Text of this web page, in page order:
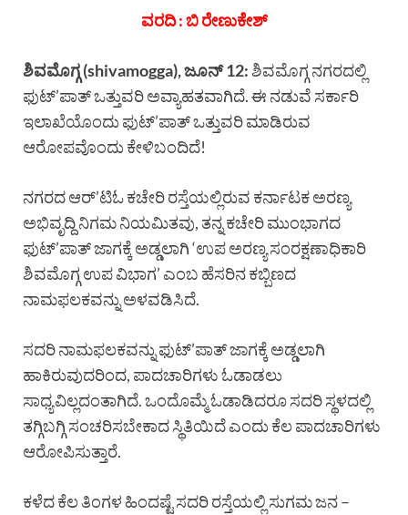
ವರದಿ : ಬಿ ರೇಣುಕೇಶ್
ಶಿವಮೊಗ್ಗ (shivamogga), ಜೂನ್ 12:ಶಿವಮೊಗ್ಗ ನಗರದಲ್ಲಿ
ಫುಟ್’ಪಾತ್ ಒತ್ತುವರಿ ಅವ್ಯಾಹತವಾಗಿದೆ. ಈ ನಡುವೆ ಸರ್ಕಾರಿ
ಇಲಾಖೆಯೊಂದು ಫುಟ್’ಪಾತ್ ಒತ್ತುವರಿ ಮಾಡಿರುವ
ಆರೋಪವೊಂದು ಕೇಳಿಬಂದಿದೆ!
ನಗರದ ಆರ್’ಟಿಓ ಕಚೇರಿ ರಸ್ತೆಯಲ್ಲಿರುವ ಕರ್ನಾಟಕ ಅರಣ್ಯ
ಅಭಿವೃದ್ದಿ ನಿಗಮ ನಿಯಮಿತವು, ತನ್ನ ಕಚೇರಿ ಮುಂಭಾಗದ
ಫುಟ್’ಪಾತ್ ಜಾಗಕ್ಕೆ ಅಡ್ಡಲಾಗಿ ‘ಉಪ ಅರಣ್ಯ ಸಂರಕ್ಷಣಾಧಿಕಾರಿ
ಶಿವಮೊಗ್ಗ ಉಪ ವಿಭಾಗ’ ಎಂಬ ಹೆಸರಿನ ಕಬ್ಬಿಣದ
ನಾಮಫಲಕವನ್ನು ಅಳವಡಿಸಿದೆ.
ಸದರಿ ನಾಮಫಲಕವನ್ನು ಫುಟ್’ಪಾತ್ ಜಾಗಕ್ಕೆ ಅಡ್ಡಲಾಗಿ
ಹಾಕಿರುವುದರಿಂದ, ಪಾದಚಾರಿಗಳು ಓಡಾಡಲು
ಸಾಧ್ಯವಿಲ್ಲದಂತಾಗಿದೆ. ಒಂದೊಮ್ಮೆ ಓಡಾಡಿದರೂ ಸದರಿ ಸ್ಥಳದಲ್ಲಿ
ತಗ್ಗಿಬಗ್ಗಿ ಸಂಚರಿಸಬೇಕಾದ ಸ್ಥಿತಿಯಿದೆ ಎಂದು ಕೆಲ ಪಾದಚಾರಿಗಳು
ಆರೋಪಿಸುತ್ತಾರೆ.
ಕಳೆದ ಕೆಲ ತಿಂಗಳ ಹಿಂದಷ್ಟೆ ಸದರಿ ರಸ್ತೆಯಲ್ಲಿ ಸುಗಮ ಜನ –